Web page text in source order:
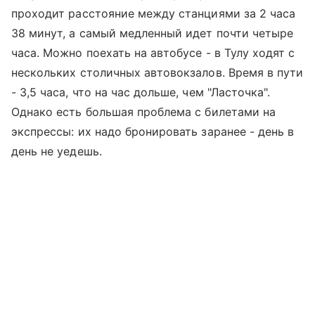
проходит расстояние между станциями за 2 часа
38 минут, а самый медленный идет почти четыре
часа. Можно поехать на автобусе - в Тулу ходят с
нескольких столичных автовокзалов. Время в пути
- 3,5 часа, что на час дольше, чем "Ласточка".
Однако есть большая проблема с билетами на
экспрессы: их надо бронировать заранее - день в
день не уедешь.